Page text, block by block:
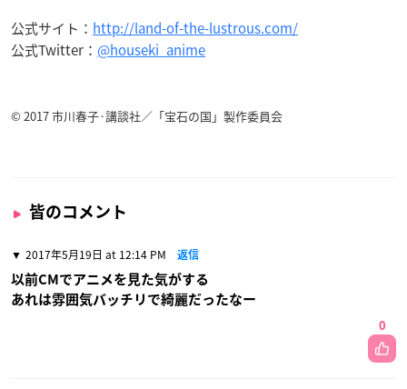
公式サイト： http://land-of-the-lustrous.com/
公式Twitter： @houseki_anime
© 2017 市川春子·講談社／「宝石の国」製作委員会
皆のコメント
2017年5月19日 at 12:14 PM 返信
以前CMでアニメを見た気がする
あれは雰囲気バッチリで綺麗だったなー
0